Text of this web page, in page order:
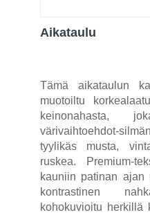
Aikataulu
Tämä aikataulun
muotoiltu
keinonahasta,
värivaihtoehdot-
tyylikäs musta,
ruskea. Premium-
kauniin patinan
kontrastinen
kohokuvioitu herkillä